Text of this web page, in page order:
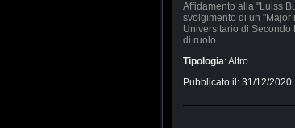
Affidamento alla "Luiss
svolgimento di un "Major
Universitario di Secondo
di ruolo.
Tipologia:Altro
Pubblicato il: 31/12/2020